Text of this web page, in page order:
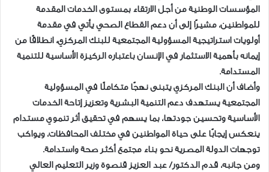
المؤسسات الوطنية من أجل الارتقاء بمستوى الخدمات المقدمة
للمواطنين، مشيرًا إلى أن دعم القطاع الصحي يأتي في مقدمة
أولويات استراتيجية المسؤولية المجتمعية للبنك المركزي، انطلاقًا من
إيمانه بأهمية الاستثمار في الإنسان باعتباره الركيزة الأساسية للتنمية
المستدامة.
وأضاف أن البنك المركزي يتبنى نهجًا متكاملًا في المسؤولية
المجتمعية يستهدف دعم التنمية البشرية وتعزيز إتاحة الخدمات
الأساسية وتحسين جودتها، بما يسهم في تحقيق أثر تنموي مستدام
ينعكس إيجابًا على حياة المواطنين في مختلف المحافظات، ويواكب
توجهات الدولة المصرية نحو بناء مجتمع أكثر صحة واستدامة.
ومن جانبه، قدم الدكتور/ عبد العزيز قنصوة وزير التعليم العالي